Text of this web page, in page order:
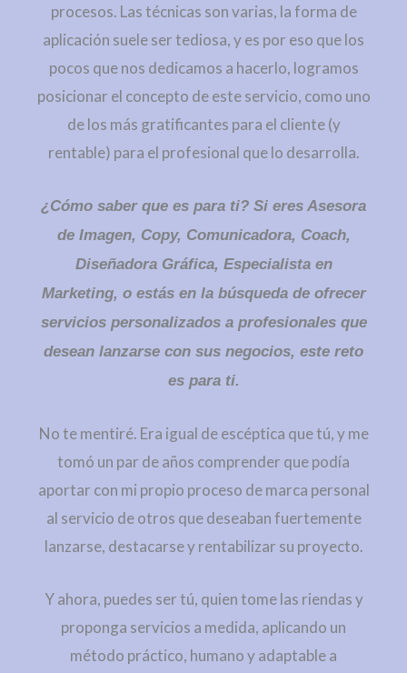
procesos. Las técnicas son varias, la forma de
aplicación suele ser tediosa, y es por eso que los
pocos que nos dedicamos a hacerlo, logramos
posicionar el concepto de este servicio, como uno
de los más gratificantes para el cliente (y
rentable) para el profesional que lo desarrolla.
¿Cómo saber que es para ti? Si eres Asesora
de Imagen, Copy, Comunicadora, Coach,
Diseñadora Gráfica, Especialista en
Marketing, o estás en la búsqueda de ofrecer
servicios personalizados a profesionales que
desean lanzarse con sus negocios, este reto
es para ti.
No te mentiré. Era igual de escéptica que tú, y me
tomó un par de años comprender que podía
aportar con mi propio proceso de marca personal
al servicio de otros que deseaban fuertemente
lanzarse, destacarse y rentabilizar su proyecto.
Y ahora, puedes ser tú, quien tome las riendas y
proponga servicios a medida, aplicando un
método práctico, humano y adaptable a